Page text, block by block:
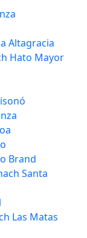
Altagracia
Hato Mayor
Brand
Santa
Las Matas